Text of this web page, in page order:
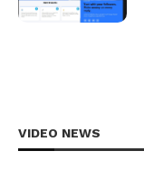
VIDEO NEWS